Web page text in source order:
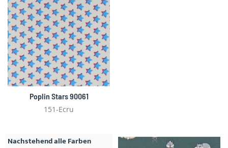
Poplin Stars 90061
151-Ecru
Nachstehend alle Farben